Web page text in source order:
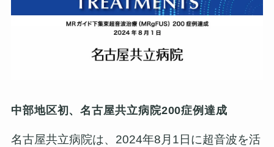
中部地区初、名古屋共立病院200症例達成
名古屋共立病院は、2024年8月1日に超音波を活